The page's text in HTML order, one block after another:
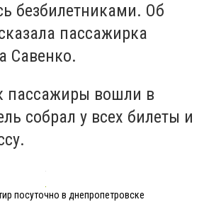
безбилетниками. Об
пассажирка
Савенко.
пассажиры вошли в
собрал у всех билеты и
посуточно в днепропетровске